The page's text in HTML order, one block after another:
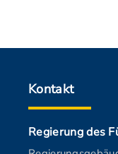
Kontakt
Regierung des